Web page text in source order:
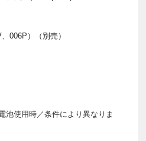
006P）（別売）
池使用時／条件により異なりま